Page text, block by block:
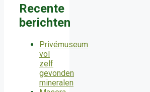
Recente
berichten
Privémuseum
vol
zelf
gevonden
mineralen